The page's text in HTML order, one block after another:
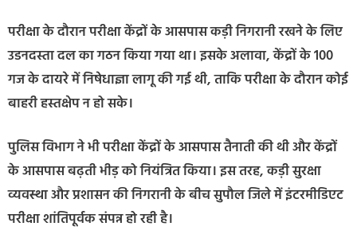
परीक्षा के दौरान परीक्षा केंद्रों के आसपास कड़ी निगरानी रखने के लिए
उडनदस्ता दल का गठन किया गया था। इसके अलावा, केंद्रों के 100
गज के दायरे में निषेधाज्ञा लागू की गई थी, ताकि परीक्षा के दौरान कोई
बाहरी हस्तक्षेप न हो सके।
पुलिस विभाग ने भी परीक्षा केंद्रों के आसपास तैनाती की थी और केंद्रों
के आसपास बढ़ती भीड़ को नियंत्रित किया। इस तरह, कड़ी सुरक्षा
व्यवस्था और प्रशासन की निगरानी के बीच सुपौल जिले में इंटरमीडिएट
परीक्षा शांतिपूर्वक संपन्न हो रही है।